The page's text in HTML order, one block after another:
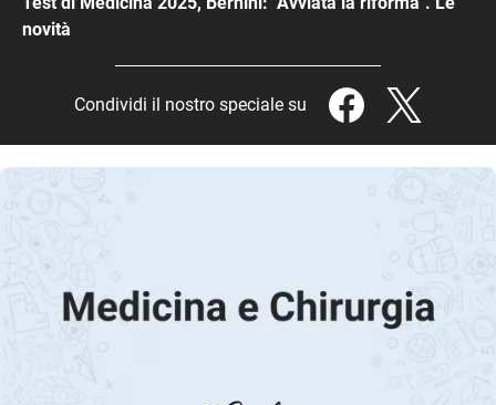
novità
Condividi il nostro speciale su